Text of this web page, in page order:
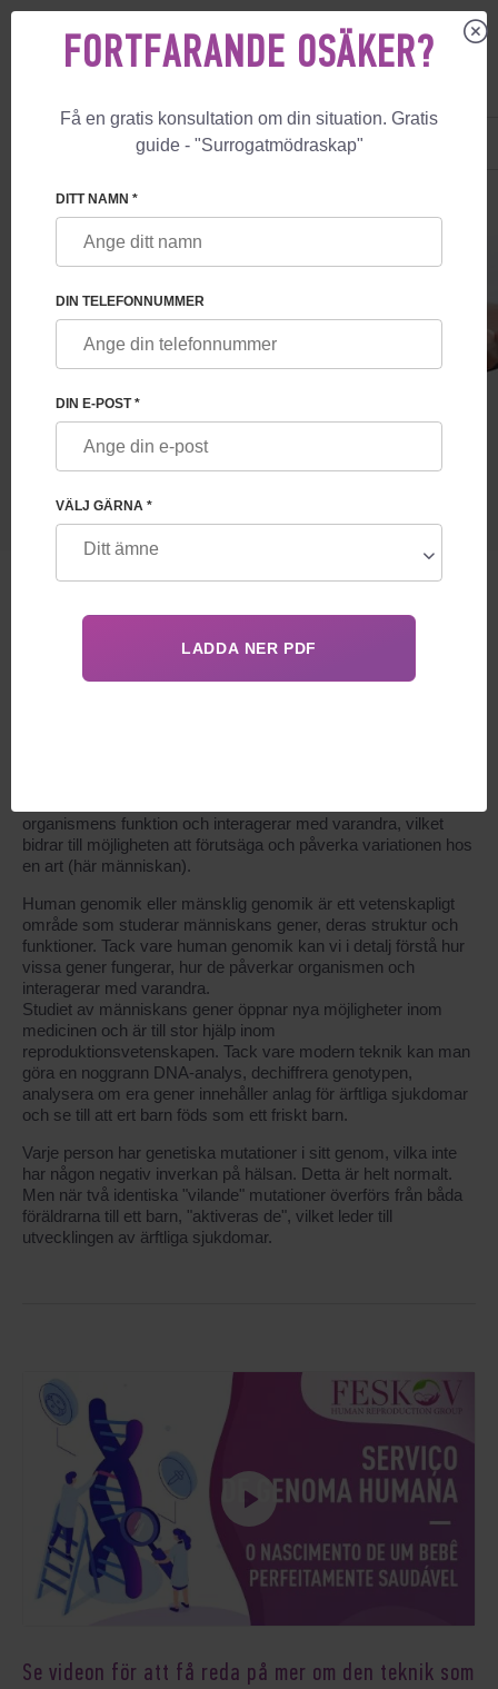
+1 844 892 78 00 UK
TJÄNSTER INOM HUMAN GENOMIK
Förhindrar överföring av
genetiskt betingade störningar
i familjen och låter ert barn få
VAD ÄR HUMAN GENOMIK?
organismens funktion och interagerar med varandra, vilket
bidrar till möjligheten att förutsäga och påverka variationen hos
en art (här människan).
Human genomik eller mänsklig genomik är ett vetenskapligt
område som studerar människans gener, deras struktur och
funktioner. Tack vare human genomik kan vi i detalj förstå hur
vissa gener fungerar, hur de påverkar organismen och
interagerar med varandra.
Studiet av människans gener öppnar nya möjligheter inom
medicinen och är till stor hjälp inom
reproduktionsvetenskapen. Tack vare modern teknik kan man
göra en noggrann DNA-analys, dechiffrera genotypen,
analysera om era gener innehåller anlag för ärftliga sjukdomar
och se till att ert barn föds som ett friskt barn.
Varje person har genetiska mutationer i sitt genom, vilka inte
har någon negativ inverkan på hälsan. Detta är helt normalt.
Men när två identiska "vilande" mutationer överförs från båda
föräldrarna till ett barn, "aktiveras de", vilket leder till
utvecklingen av ärftliga sjukdomar.
Se videon för att få reda på mer om den teknik som
FORTFARANDE OSÄKER?
Få en gratis konsultation om din situation. Gratis
guide - "Surrogatmödraskap"
DITT NAMN *
DIN TELEFONNUMMER
DIN E-POST *
VÄLJ GÄRNA *